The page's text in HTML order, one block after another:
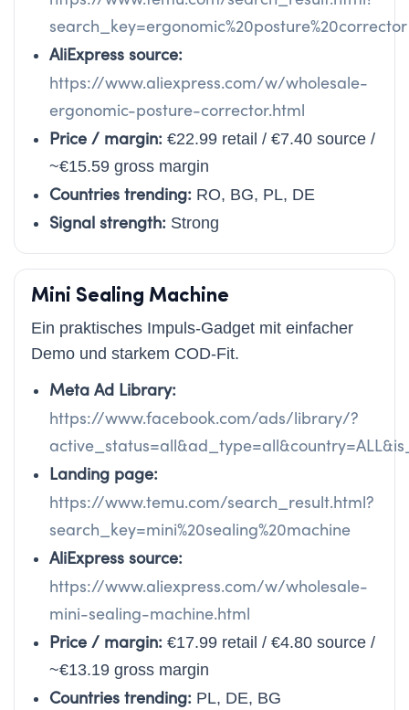
search_key=ergonomic%20posture%20corrector
AliExpress source:
https://www.aliexpress.com/w/wholesale-
ergonomic-posture-corrector.html
Price / margin: €22.99 retail / €7.40 source /
~€15.59 gross margin
Countries trending: RO, BG, PL, DE
Signal strength: Strong
Mini Sealing Machine
Ein praktisches Impuls-Gadget mit einfacher
Demo und starkem COD-Fit.
Meta Ad Library:
https://www.facebook.com/ads/library/?
Landing page:
https://www.temu.com/search_result.html?
search_key=mini%20sealing%20machine
AliExpress source:
https://www.aliexpress.com/w/wholesale-
mini-sealing-machine.html
Price / margin: €17.99 retail / €4.80 source /
~€13.19 gross margin
Countries trending: PL, DE, BG